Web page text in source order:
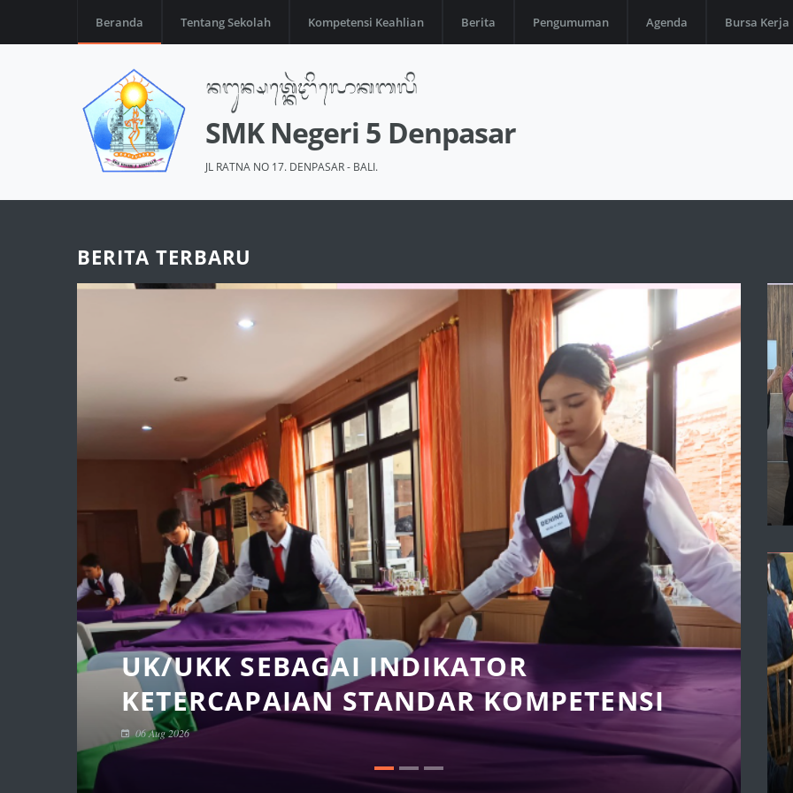
Beranda Tentang Sekolah Kompetensi Keahlian Berita Pengumuman Agenda Bursa Kerja
SMK Negeri 5 Denpasar
JL RATNA NO 17. DENPASAR - BALI.
BERITA TERBARU
UK/UKK SEBAGAI INDIKATOR
KETERCAPAIAN STANDAR KOMPETENSI
06 Aug 2026